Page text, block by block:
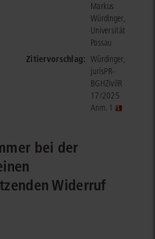
Markus
Würdinger,
Universität
Passau
Zitiervorschlag: Würdinger,
jurisPR-
BGHZivilR
17/2025
Anm. 1
bei der
Widerruf